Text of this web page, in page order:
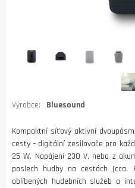
Výrobce: Bluesound
Kompaktní síťový aktivní
cesty - digitální zesilovače pro
25 W. Napájení 230 V, nebo z
poslech hudby na cestách
oblíbených hudebních služeb a